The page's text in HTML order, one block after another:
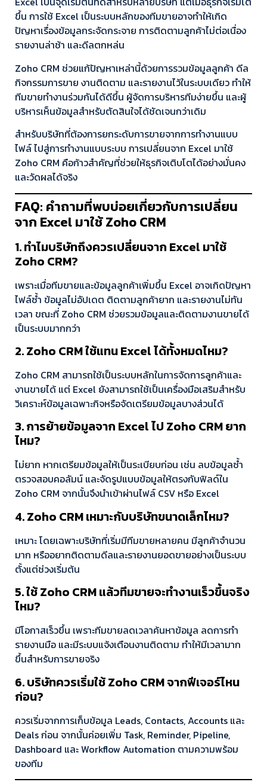
ขึ้น การใช้ Excel เป็นระบบหลักของทีมขายอาจทำให้เกิด
ปัญหาเรื่องข้อมูลกระจัดกระจาย การติดตามลูกค้าไม่ต่อเนื่อง
รายงานล่าช้า และดีลตกหล่น
Zoho CRM ช่วยแก้ปัญหาเหล่านี้ด้วยการรวมข้อมูลลูกค้า ดีล
กิจกรรมการขาย งานติดตาม และรายงานไว้ในระบบเดียว ทำให้
ทีมขายทำงานร่วมกันได้ดีขึ้น ผู้จัดการบริหารทีมง่ายขึ้น และผู้
บริหารเห็นข้อมูลสำหรับตัดสินใจได้ชัดเจนกว่าเดิม
สำหรับบริษัทที่ต้องการยกระดับการขายจากการทำงานแบบ
ไฟล์ ไปสู่การทำงานแบบระบบ การเปลี่ยนจาก Excel มาใช้
Zoho CRM คือก้าวสำคัญที่ช่วยให้ธุรกิจเติบโตได้อย่างมั่นคง
และวัดผลได้จริง
FAQ: คำถามที่พบบ่อยเกี่ยวกับการเปลี่ยน
จาก Excel มาใช้ Zoho CRM
1. ทำไมบริษัทถึงควรเปลี่ยนจาก Excel มาใช้
Zoho CRM?
เพราะเมื่อทีมขายและข้อมูลลูกค้าเพิ่มขึ้น Excel อาจเกิดปัญหา
ไฟล์ซ้ำ ข้อมูลไม่อัปเดต ติดตามลูกค้ายาก และรายงานไม่ทัน
เวลา ขณะที่ Zoho CRM ช่วยรวมข้อมูลและติดตามงานขายได้
เป็นระบบมากกว่า
2. Zoho CRM ใช้แทน Excel ได้ทั้งหมดไหม?
Zoho CRM สามารถใช้เป็นระบบหลักในการจัดการลูกค้าและ
งานขายได้ แต่ Excel ยังสามารถใช้เป็นเครื่องมือเสริมสำหรับ
วิเคราะห์ข้อมูลเฉพาะกิจหรือจัดเตรียมข้อมูลบางส่วนได้
3. การย้ายข้อมูลจาก Excel ไป Zoho CRM ยาก
ไหม?
ไม่ยาก หากเตรียมข้อมูลให้เป็นระเบียบก่อน เช่น ลบข้อมูลซ้ำ
ตรวจสอบคอลัมน์ และจัดรูปแบบข้อมูลให้ตรงกับฟิลด์ใน
Zoho CRM จากนั้นจึงนำเข้าผ่านไฟล์ CSV หรือ Excel
4. Zoho CRM เหมาะกับบริษัทขนาดเล็กไหม?
เหมาะ โดยเฉพาะบริษัทที่เริ่มมีทีมขายหลายคน มีลูกค้าจำนวน
มาก หรืออยากติดตามดีลและรายงานยอดขายอย่างเป็นระบบ
ตั้งแต่ช่วงเริ่มต้น
5. ใช้ Zoho CRM แล้วทีมขายจะทำงานเร็วขึ้นจริง
ไหม?
มีโอกาสเร็วขึ้น เพราะทีมขายลดเวลาค้นหาข้อมูล ลดการทำ
รายงานมือ และมีระบบแจ้งเตือนงานติดตาม ทำให้มีเวลามาก
ขึ้นสำหรับการขายจริง
6. บริษัทควรเริ่มใช้ Zoho CRM จากฟีเจอร์ไหน
ก่อน?
ควรเริ่มจากการเก็บข้อมูล Leads, Contacts, Accounts และ
Deals ก่อน จากนั้นค่อยเพิ่ม Task, Reminder, Pipeline,
Dashboard และ Workflow Automation ตามความพร้อม
ของทีม